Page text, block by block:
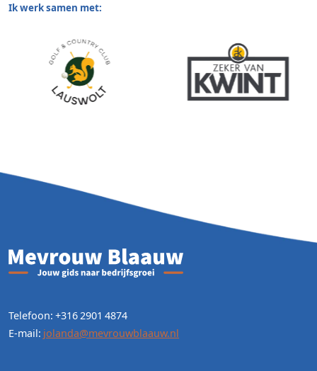
Ik werk samen met:
Telefoon: +316 2901 4874
E-mail: jolanda@mevrouwblaauw.nl